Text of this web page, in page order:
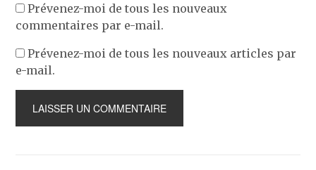
Prévenez-moi de tous les nouveaux
commentaires par e-mail.
Prévenez-moi de tous les nouveaux articles par
e-mail.